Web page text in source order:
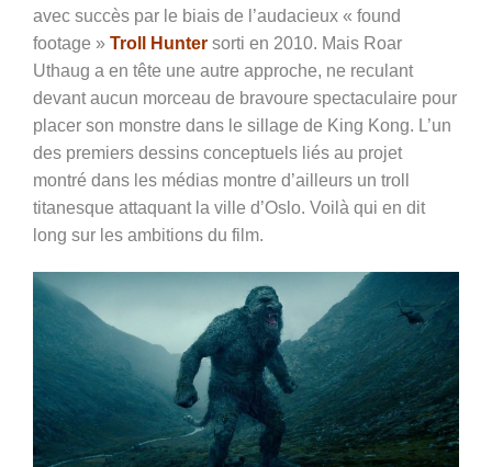
avec succès par le biais de l’audacieux « found
footage » Troll Hunter sorti en 2010. Mais Roar
Uthaug a en tête une autre approche, ne reculant
devant aucun morceau de bravoure spectaculaire pour
placer son monstre dans le sillage de King Kong. L’un
des premiers dessins conceptuels liés au projet
montré dans les médias montre d’ailleurs un troll
titanesque attaquant la ville d’Oslo. Voilà qui en dit
long sur les ambitions du film.